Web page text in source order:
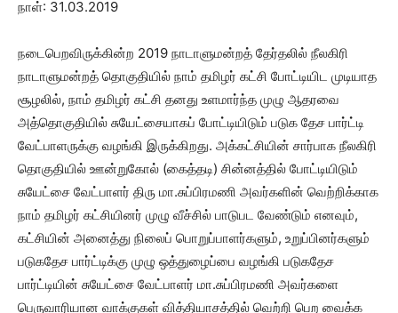
நாள்: 31.03.2019
நடைபெறவிருக்கின்ற 2019 நாடாளுமன்றத் தேர்தலில் நீலகிரி
நாடாளுமன்றத் தொகுதியில் நாம் தமிழர் கட்சி போட்டியிட முடியாத
சூழலில், நாம் தமிழர் கட்சி தனது உளமார்ந்த முழு ஆதரவை
அத்தொகுதியில் சுயேட்சையாகப் போட்டியிடும் படுக தேச பார்ட்டி
வேட்பாளருக்கு வழங்கி இருக்கிறது. அக்கட்சியின் சார்பாக நீலகிரி
தொகுதியில் ஊன்றுகோல் (கைத்தடி) சின்னத்தில் போட்டியிடும்
சுயேட்சை வேட்பாளர் திரு மா.சுப்பிரமணி அவர்களின் வெற்றிக்காக
நாம் தமிழர் கட்சியினர் முழு வீச்சில் பாடுபட வேண்டும் எனவும்,
கட்சியின் அனைத்து நிலைப் பொறுப்பாளர்களும், உறுப்பினர்களும்
படுகதேச பார்ட்டிக்கு முழு ஒத்துழைப்பை வழங்கி படுகதேச
பார்ட்டியின் சுயேட்சை வேட்பாளர் மா.சுப்பிரமணி அவர்களை
பெருவாரியான வாக்குகள் வித்தியாசத்தில் வெற்றி பெற வைக்க